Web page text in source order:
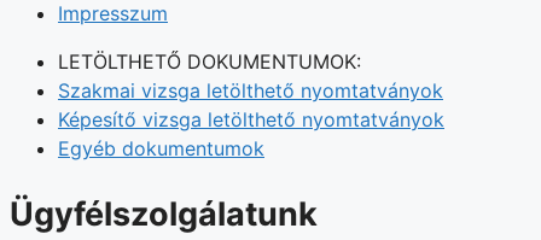
Impresszum
LETÖLTHETŐ DOKUMENTUMOK:
Szakmai vizsga letölthető nyomtatványok
Képesítő vizsga letölthető nyomtatványok
Egyéb dokumentumok
Ügyfélszolgálatunk